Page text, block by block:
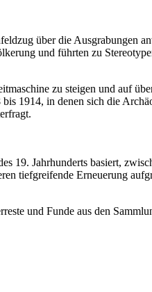
über die Ausgrabungen
und führten zu
zu steigen und auf
1914, in denen sich die
19. Jahrhunderts basiert,
tiefgreifende Erneuerung
und Funde aus den